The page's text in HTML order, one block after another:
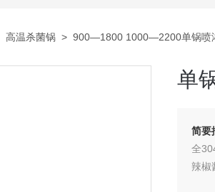
高温杀菌锅 > 900—1800 1000—2200单锅喷
单
简要
全
辣椒